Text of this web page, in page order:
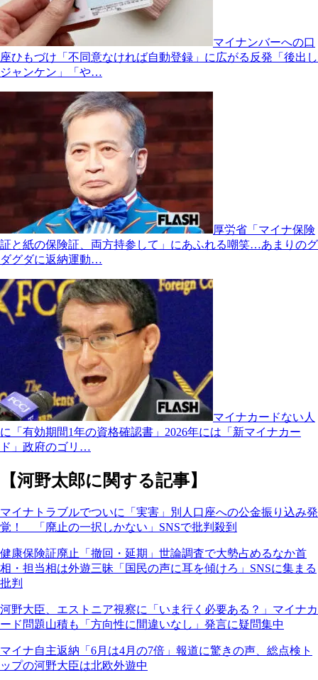
マイナンバーへの口
座ひもづけ「不同意なければ自動登録」に広がる反発「後出し
ジャンケン」「や…
厚労省「マイナ保険
証と紙の保険証、両方持参して」にあふれる嘲笑…あまりのグ
ダグダに返納運動…
マイナカードない人
に「有効期間1年の資格確認書」2026年には「新マイナカー
ド」政府のゴリ…
【河野太郎に関する記事】
マイナトラブルでついに「実害」別人口座への公金振り込み発
覚！ 「廃止の一択しかない」SNSで批判殺到
健康保険証廃止「撤回・延期」世論調査で大勢占めるなか首
相・担当相は外遊三昧「国民の声に耳を傾けろ」SNSに集まる
批判
河野大臣、エストニア視察に「いま行く必要ある？」マイナカ
ード問題山積も「方向性に間違いなし」発言に疑問集中
マイナ自主返納「6月は4月の7倍」報道に驚きの声、総点検ト
ップの河野大臣は北欧外遊中